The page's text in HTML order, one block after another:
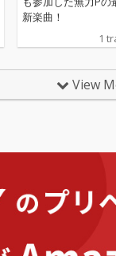
新楽曲！
1
View